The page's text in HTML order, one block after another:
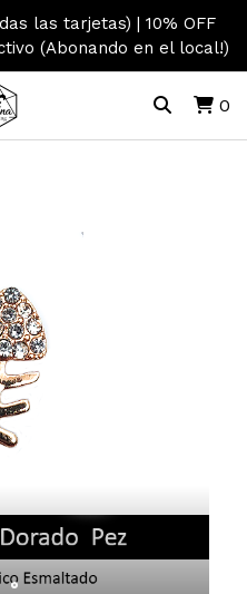
las tarjetas) | 10% OFF
(Abonando en el local!)
0